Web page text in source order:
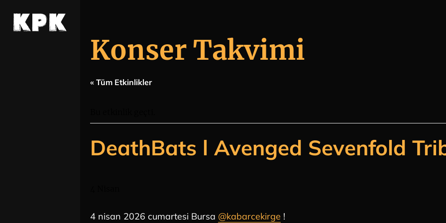
Konser Takvimi
« Tüm Etkinlikler
DeathBats l Avenged Sevenfold
4 nisan 2026 cumartesi Bursa @kabarcekirge !